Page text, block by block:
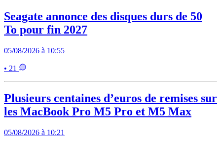
Seagate annonce des disques durs de 50
To pour fin 2027
05/08/2026 à 10:55
• 21
Plusieurs centaines d’euros de remises sur
les MacBook Pro M5 Pro et M5 Max
05/08/2026 à 10:21